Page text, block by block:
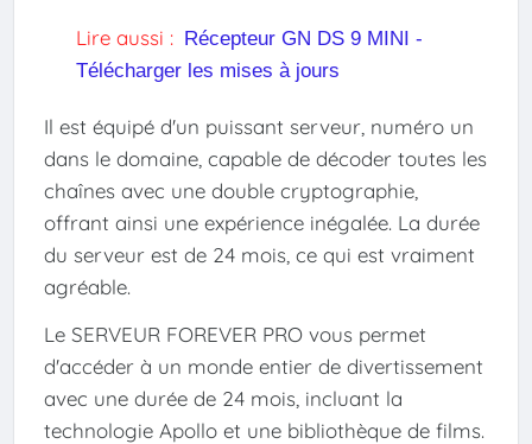
Lire aussi :
Récepteur GN DS 9 MINI -
Télécharger les mises à jours
Il est équipé d'un puissant serveur, numéro un
dans le domaine, capable de décoder toutes les
chaînes avec une double cryptographie,
offrant ainsi une expérience inégalée. La durée
du serveur est de 24 mois, ce qui est vraiment
agréable.
Le SERVEUR FOREVER PRO vous permet
d'accéder à un monde entier de divertissement
avec une durée de 24 mois, incluant la
technologie Apollo et une bibliothèque de films.